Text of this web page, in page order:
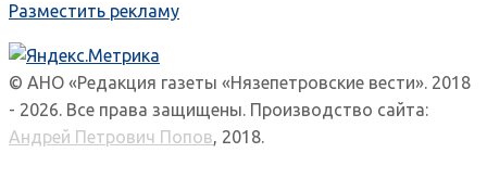
Разместить рекламу
© АНО «Редакция газеты «Нязепетровские вести». 2018
- 2026. Все права защищены. Производство сайта:
Андрей Петрович Попов, 2018.